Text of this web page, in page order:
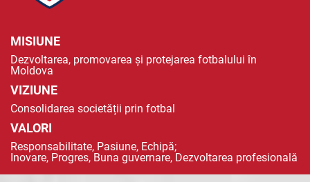
MISIUNE
Dezvoltarea, promovarea și protejarea fotbalului în
Moldova
VIZIUNE
Consolidarea societății prin fotbal
VALORI
Responsabilitate, Pasiune, Echipă;
Inovare, Progres, Buna guvernare, Dezvoltarea profesională